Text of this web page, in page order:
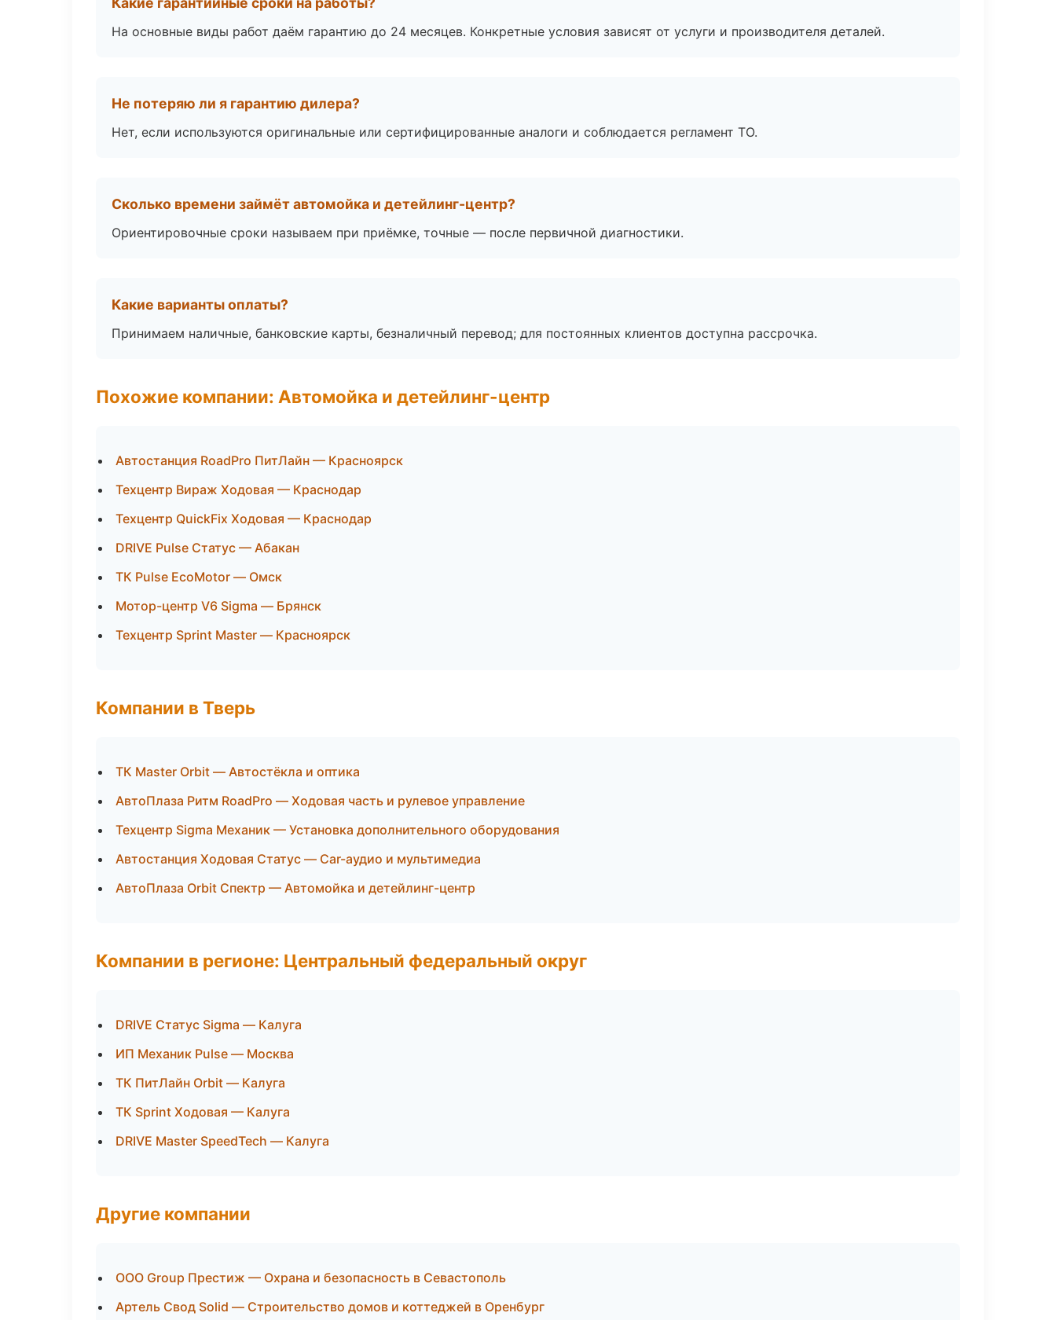
На основные виды работ даём гарантию до 24 месяцев. Конкретные условия зависят от услуги и производителя деталей.
Не потеряю ли я гарантию дилера?
Нет, если используются оригинальные или сертифицированные аналоги и соблюдается регламент ТО.
Сколько времени займёт автомойка и детейлинг-центр?
Ориентировочные сроки называем при приёмке, точные — после первичной диагностики.
Какие варианты оплаты?
Принимаем наличные, банковские карты, безналичный перевод; для постоянных клиентов доступна рассрочка.
Похожие компании: Автомойка и детейлинг-центр
Автостанция RoadPro ПитЛайн — Красноярск
Техцентр Вираж Ходовая — Краснодар
Техцентр QuickFix Ходовая — Краснодар
DRIVE Pulse Статус — Абакан
ТК Pulse EcoMotor — Омск
Мотор-центр V6 Sigma — Брянск
Техцентр Sprint Master — Красноярск
Компании в Тверь
ТК Master Orbit — Автостёкла и оптика
АвтоПлаза Ритм RoadPro — Ходовая часть и рулевое управление
Техцентр Sigma Механик — Установка дополнительного оборудования
Автостанция Ходовая Статус — Car-аудио и мультимедиа
АвтоПлаза Orbit Спектр — Автомойка и детейлинг-центр
Компании в регионе: Центральный федеральный округ
DRIVE Статус Sigma — Калуга
ИП Механик Pulse — Москва
ТК ПитЛайн Orbit — Калуга
ТК Sprint Ходовая — Калуга
DRIVE Master SpeedTech — Калуга
Другие компании
ООО Group Престиж — Охрана и безопасность в Севастополь
Артель Свод Solid — Строительство домов и коттеджей в Оренбург